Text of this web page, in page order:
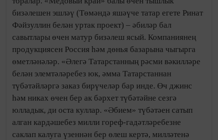
бизәлешен эшләү (Төмәндә яшәүче татар егете Ринат
Фәйзуллин белән уртак проект) – әбиләр бал
савытлары өчен матур бизәлеш ясый. Компаниянең
продукциясен Россия һәм дөнья базарына чыгырга
өметләнәләр. «Әлегә Татарстанның рәсми вәкилләре
белән элемтәләребез юк, әмма Татарстаннан
түбәтәйләргә заказ бирүчеләр бар инде. Өч джинс
һәм никах өчен бер ак бәрхет түбәтәйне сезгә
юлладык, ди оста куллар. «Әбием» түбәтәен сатып
алган кардәшебез милли гореф-гадәтләребезне
саклап калуга үзеннән бер өлеш кертә, милләтенә